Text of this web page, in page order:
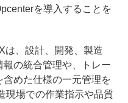
を導入することを
、設計、開発、製造
報の統合管理や、トレー
めた仕様の一元管理を
現場での作業指示や品質